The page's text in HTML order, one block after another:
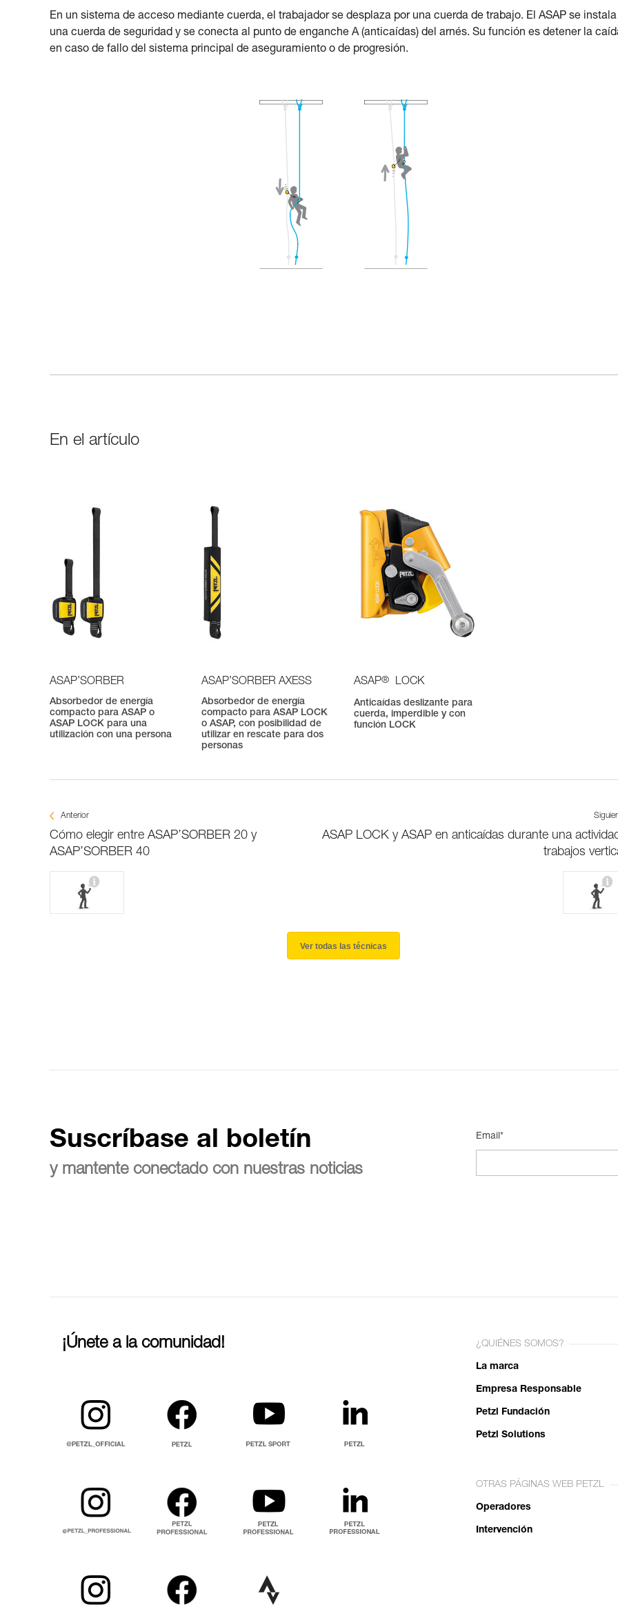
En un sistema de acceso mediante cuerda, el trabajador se desplaza por una cuerda de trabajo. El ASAP se
una cuerda de seguridad y se conecta al punto de enganche A (anticaídas) del arnés. Su función es detener la
en caso de fallo del sistema principal de aseguramiento o de progresión.
En el artículo
ASAP’SORBER
Absorbedor de energía
compacto para ASAP o
ASAP LOCK para una
utilización con una persona
ASAP’SORBER AXESS
Absorbedor de energía
compacto para ASAP LOCK
o ASAP, con posibilidad de
utilizar en rescate para dos
personas
ASAP® LOCK
Anticaídas deslizante para
cuerda, imperdible y con
función LOCK
Anterior
Cómo elegir entre ASAP’SORBER 20 y
ASAP’SORBER 40
ASAP LOCK y ASAP en anticaídas durante una
trabajos
Ver todas las técnicas
Suscríbase al boletín
y mantente conectado con nuestras noticias
Email*
¡Únete a la comunidad! ¿QUIÉNES SOMOS?
La marca
Empresa Responsable
Petzl Fundación
Petzl Solutions
OTRAS PÁGINAS WEB PETZL
Operadores
Intervención